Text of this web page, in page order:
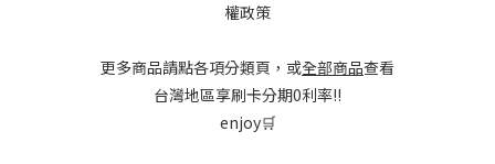
權政策
更多商品請點各項分類頁，或全部商品查看
台灣地區享刷卡分期0利率!!
enjoy🛒